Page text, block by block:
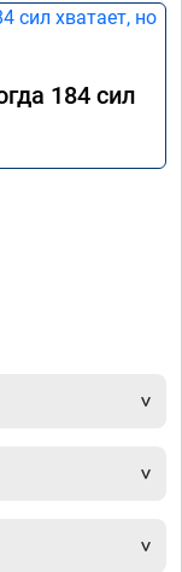
184 сил